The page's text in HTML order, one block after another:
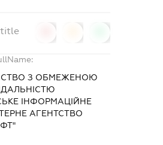
З ОБМЕЖЕНОЮ
ІНФОРМАЦІЙНЕ
АГЕНТСТВО